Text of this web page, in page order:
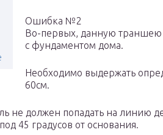
Ошибка №2
Во-первых, данную траншею
с фундаментом дома.
Необходимо выдержать
60см.
не должен попадать на линию
45 градусов от основания.